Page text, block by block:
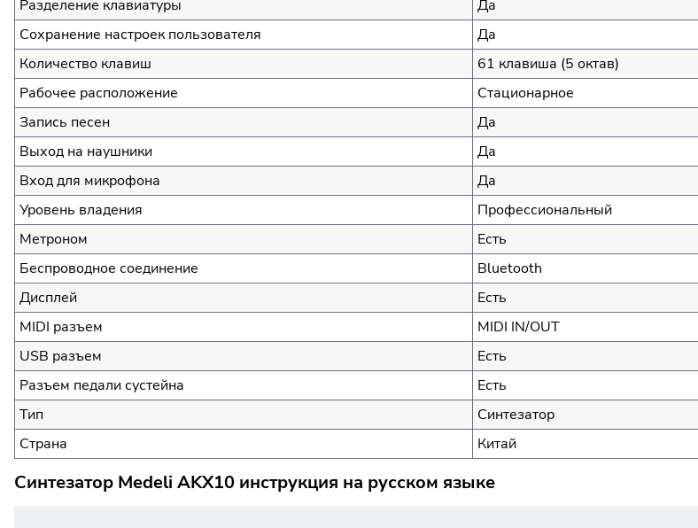
Разделение клавиатуры
Да
Сохранение настроек пользователя
Да
Количество клавиш
61 клавиша (5 октав)
Рабочее расположение
Стационарное
Запись песен
Да
Выход на наушники
Да
Вход для микрофона
Да
Уровень владения
Профессиональный
Метроном
Есть
Беспроводное соединение
Bluetooth
Дисплей
Есть
MIDI разъем
MIDI IN/OUT
USB разъем
Есть
Разъем педали сустейна
Есть
Тип
Синтезатор
Страна
Китай
Синтезатор Medeli AKX10 инструкция на русском языке